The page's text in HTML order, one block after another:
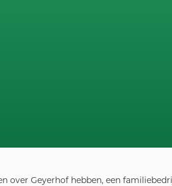
over Geyerhof hebben, een